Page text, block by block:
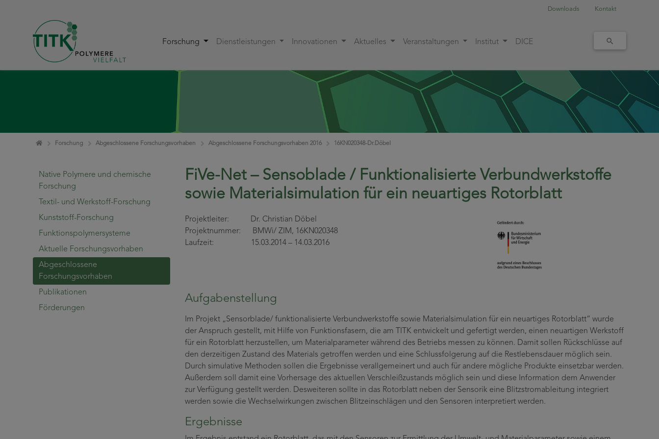
Downloads Kontakt
Forschung Dienstleistungen Innovationen Aktuelles Veranstaltungen Institut DICE
HomeForschung Abgeschlossene Forschungsvorhaben Abgeschlossene Forschungsvorhaben 2016 16KN020348-Dr.Döbel
FiVe-Net – Sensoblade / Funktionalisierte Verbundwerkstoffe
sowie Materialsimulation für ein neuartiges Rotorblatt
Projektleiter: Dr. Christian Döbel
Projektnummer: BMWi/ ZIM, 16KN020348
Laufzeit: 15.03.2014 – 14.03.2016
Aufgabenstellung
Im Projekt „Sensorblade/ funktionalisierte Verbundwerkstoffe sowie Materialsimulation für ein neuartiges Rotorblatt“ wurde
der Anspruch gestellt, mit Hilfe von Funktionsfasern, die am TITK entwickelt und gefertigt werden, einen neuartigen Werkstoff
für ein Rotorblatt herzustellen, um Materialparameter während des Betriebs messen zu können. Damit sollen Rückschlüsse auf
den derzeitigen Zustand des Materials getroffen werden und eine Schlussfolgerung auf die Restlebensdauer möglich sein.
Durch simulative Methoden sollen die Ergebnisse verallgemeinert und auch für andere mögliche Produkte einsetzbar werden.
Außerdem soll damit eine Vorhersage des aktuellen Verschleißzustands möglich sein und diese Information dem Anwender
zur Verfügung gestellt werden. Desweiteren sollte in das Rotorblatt neben der Sensorik eine Blitzstromableitung integriert
werden sowie die Wechselwirkungen zwischen Blitzeinschlägen und den Sensoren interpretiert werden.
Ergebnisse
Native Polymere und chemische
Forschung
Textil- und Werkstoff-Forschung
Kunststoff-Forschung
Funktionspolymersysteme
Aktuelle Forschungsvorhaben
Abgeschlossene
Forschungsvorhaben
Publikationen
Förderungen